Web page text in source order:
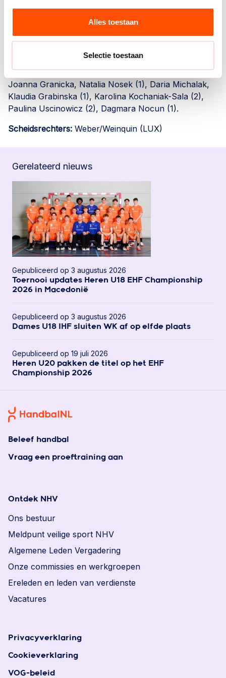
Alles toestaan
Selectie toestaan
Polen:Aleksandra Olek, Monika Kobylinska (5),
Paulina Wdowiak, Magdalena Drazyk, Katarzyna
Cygan (3), Magda Balsam (3), Daria Szynkaruk (4),
Joanna Granicka, Natalia Nosek (1), Daria Michalak,
Klaudia Grabinska (1), Karolina Kochaniak-Sala (2),
Paulina Uscinowicz (2), Dagmara Nocun (1).
Scheidsrechters: Weber/Weinquin (LUX)
Gerelateerd nieuws
Gepubliceerd op 3 augustus 2026
Toernooi updates Heren U18 EHF Championship
2026 in Macedonië
Gepubliceerd op 3 augustus 2026
Dames U18 IHF sluiten WK af op elfde plaats
Gepubliceerd op 19 juli 2026
Heren U20 pakken de titel op het EHF
Championship 2026
Beleef handbal
Vraag een proeftraining aan
Ontdek NHV
Ons bestuur
Meldpunt veilige sport NHV
Algemene Leden Vergadering
Onze commissies en werkgroepen
Ereleden en leden van verdienste
Vacatures
Privacyverklaring
Cookieverklaring
VOG-beleid